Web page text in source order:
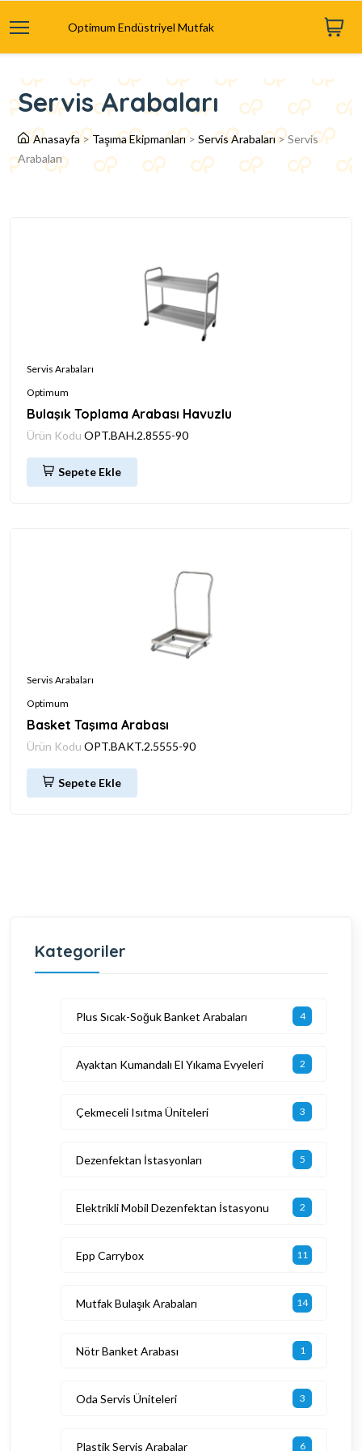
Optimum Endüstriyel Mutfak
Servis Arabaları
Anasayfa>Taşıma Ekipmanları> Servis Arabaları>Servis
Arabaları
Servis Arabaları
Optimum
Bulaşık Toplama Arabası Havuzlu
Ürün Kodu OPT.BAH.2.8555-90
Sepete Ekle
Servis Arabaları
Optimum
Basket Taşıma Arabası
Ürün Kodu OPT.BAKT.2.5555-90
Sepete Ekle
Kategoriler
Plus Sıcak-Soğuk Banket Arabaları 4
Ayaktan Kumandalı El Yıkama Evyeleri 2
Çekmeceli Isıtma Üniteleri 3
Dezenfektan İstasyonları 5
Elektrikli Mobil Dezenfektan İstasyonu 2
Epp Carrybox 11
Mutfak Bulaşık Arabaları 14
Nötr Banket Arabası 1
Oda Servis Üniteleri 3
Plastik Servis Arabalar 6